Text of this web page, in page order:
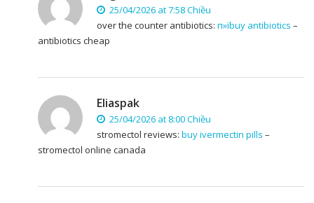
25/04/2026 at 7:58 Chiều
over the counter antibiotics: п»їbuy antibiotics –
antibiotics cheap
Eliaspak
25/04/2026 at 8:00 Chiều
stromectol reviews: buy ivermectin pills –
stromectol online canada